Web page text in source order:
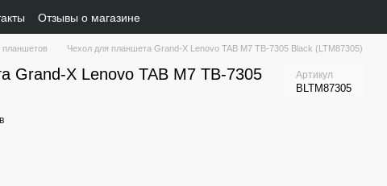
Отзывы о магазине
Чехол для планшета Grand-X Lenovo TAB M7 TB-7305 Black (LTM87305)
Grand-X Lenovo TAB M7 TB-7305
Артикул
BLTM87305